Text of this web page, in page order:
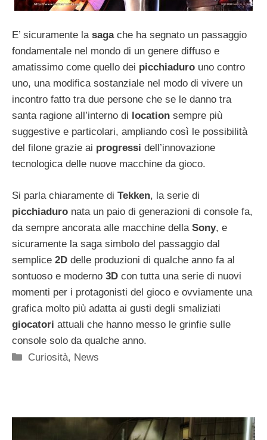
E’ sicuramente la sagache ha segnato un passaggio
fondamentale nel mondo di un genere diffuso e
amatissimo come quello dei picchiaduro uno contro
uno, una modifica sostanziale nel modo di vivere un
incontro fatto tra due persone che se le danno tra
santa ragione all’interno di location sempre più
suggestive e particolari, ampliando così le possibilità
del filone grazie ai progressi dell’innovazione
tecnologica delle nuove macchine da gioco.
Si parla chiaramente di Tekken, la serie di
picchiaduro nata un paio di generazioni di console fa,
da sempre ancorata alle macchine della Sony, e
sicuramente la saga simbolo del passaggio dal
semplice 2D delle produzioni di qualche anno fa al
sontuoso e moderno 3D con tutta una serie di nuovi
momenti per i protagonisti del gioco e ovviamente una
grafica molto più adatta ai gusti degli smaliziati
giocatori attuali che hanno messo le grinfie sulle
console solo da qualche anno.
Categorie
Curiosità, News